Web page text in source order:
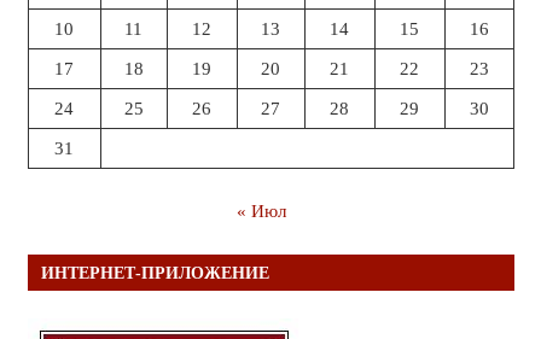
10 11 12 13 14 15 16
17 18 19 20 21 22 23
24 25 26 27 28 29 30
31
« Июл
ИНТЕРНЕТ-ПРИЛОЖЕНИЕ